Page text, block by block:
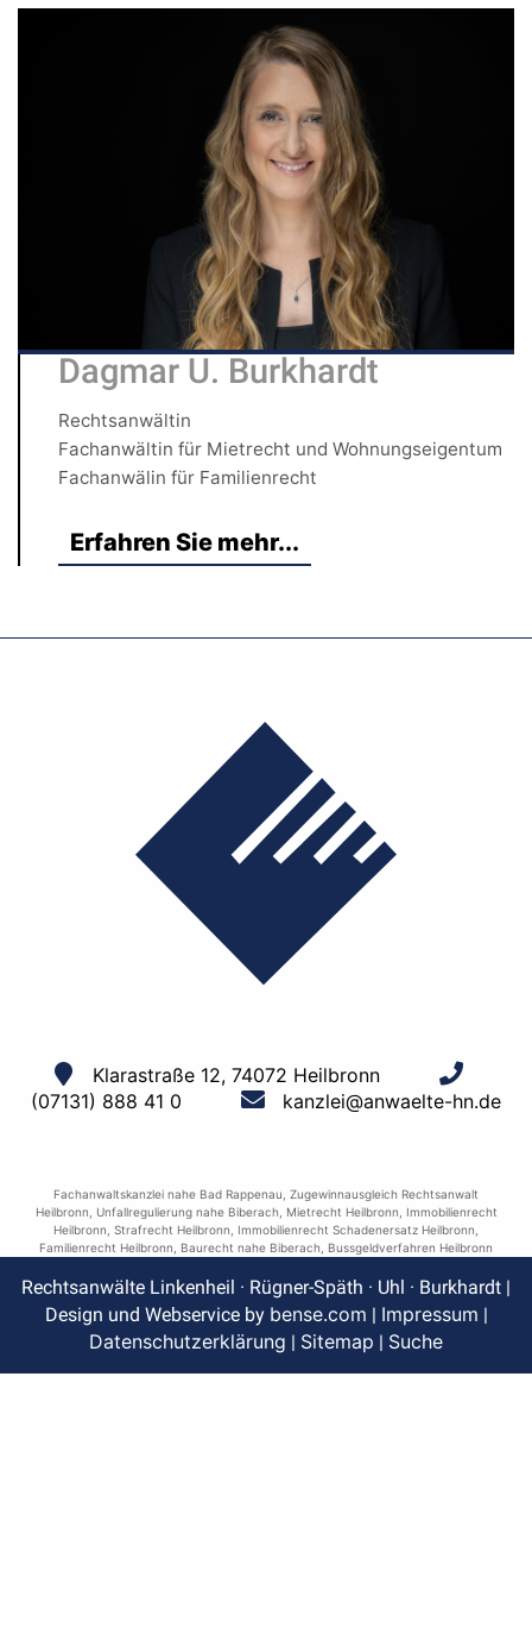
Dagmar U. Burkhardt
Rechtsanwältin
Fachanwältin für Mietrecht und Wohnungseigentum
Fachanwälin für Familienrecht
Erfahren Sie mehr...
Klarastraße 12, 74072 Heilbronn
(07131) 888 41 0
kanzlei@anwaelte-hn.de
Fachanwaltskanzlei nahe Bad Rappenau Zugewinnausgleich Rechtsanwalt
Heilbronn
Unfallregulierung nahe Biberach Mietrecht Heilbronn
Immobilienrecht
Heilbronn Strafrecht Heilbronn Immobilienrecht Schadenersatz Heilbronn
Familienrecht Heilbronn
Baurecht nahe Biberach Bussgeldverfahren Heilbronn
Rechtsanwälte Linkenheil · Rügner-Späth · Uhl · Burkhardt |
Design und Webservice by bense.com | Impressum |
Datenschutzerklärung | Sitemap | Suche